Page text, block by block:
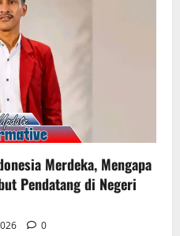
Merdeka, Mengapa
Pendatang di Negeri
0